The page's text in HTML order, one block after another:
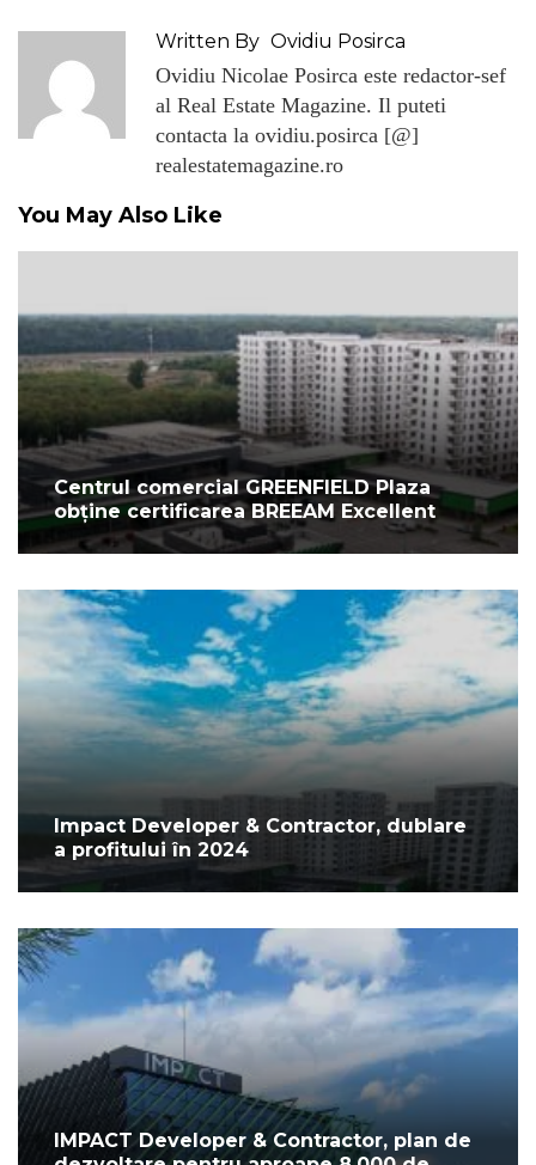
Written By Ovidiu Posirca
Ovidiu Nicolae Posirca este redactor-sef
al Real Estate Magazine. Il puteti
contacta la ovidiu.posirca [@]
realestatemagazine.ro
You May Also Like
Centrul comercial GREENFIELD Plaza
obține certificarea BREEAM Excellent
Impact Developer & Contractor, dublare
a profitului în 2024
IMPACT Developer & Contractor, plan de